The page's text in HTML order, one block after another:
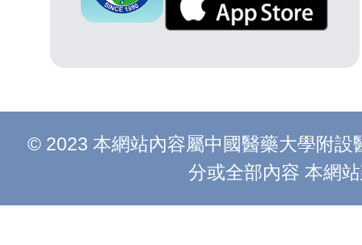
© 2023 本網站內容屬中國醫藥大學附
分或全部內容 本網